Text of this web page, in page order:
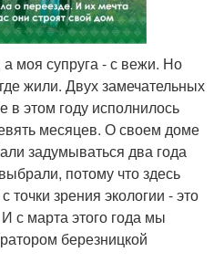
моя супруга - с вежи. Но
жили. Двух замечательных
этом году исполнилось
месяцев. О своем доме
задумываться два года
потому что здесь
зрения экологии - это
с марта этого года мы
березницкой